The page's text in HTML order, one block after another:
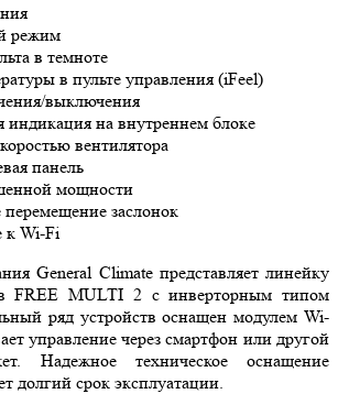
режим
в темноте
в пульте управления (iFeel)
выключения
индикация на внутреннем блоке
вентилятора
панель
мощности
заслонок
к Wi-Fi
General Climate представляет линейку
FREE MULTI 2 с инверторным типом
ряд устройств оснащен модулем Wi-
управление через смартфон или другой
Надежное техническое оснащение
долгий срок эксплуатации.